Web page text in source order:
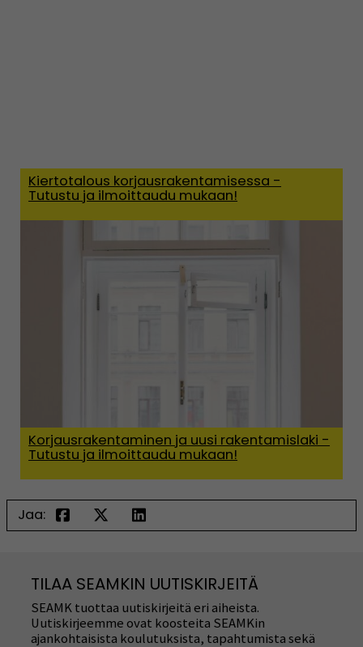
Kiertotalous korjausrakentamisessa -
Tutustu ja ilmoittaudu mukaan!
Korjausrakentaminen ja uusi rakentamislaki -
Tutustu ja ilmoittaudu mukaan!
Jaa:
TILAA SEAMKIN UUTISKIRJEITÄ
SEAMK tuottaa uutiskirjeitä eri aiheista.
Uutiskirjeemme ovat koosteita SEAMKin
ajankohtaisista koulutuksista, tapahtumista sekä